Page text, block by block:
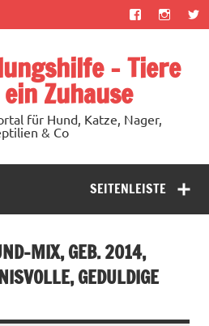
– Tiere
Zuhause
für Hund, Katze, Nager,
& Co
SEITENLEISTE
MIX, GEB. 2014,
GEDULDIGE